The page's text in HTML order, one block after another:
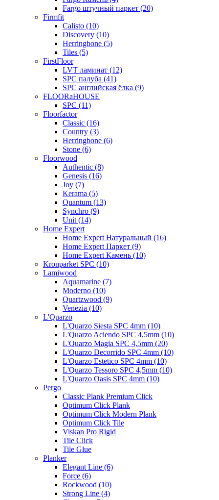
Fargo штучный паркет (20)
Firmfit
Calisto (10)
Discovery (10)
Herringbone (5)
Tiles (5)
FirstFloor
LVT ламинат (12)
SPC палуба (41)
SPC английская ёлка (9)
FLOORaHOUSE
SPC (11)
Floorfactor
Classic (16)
Country (3)
Herringbone (6)
Stone (6)
Floorwood
Authentic (8)
Genesis (16)
Joy (7)
Kerama (5)
Quantum (13)
Synchro (9)
Unit (14)
Home Expert
Home Expert Натуральный (16)
Home Expert Паркет (9)
Home Expert Камень (10)
Kronparket SPC (10)
Lamiwood
Aquamarine (7)
Moderno (10)
Quartzwood (9)
Venezia (10)
L'Quarzo
L'Quarzo Siesta SPC 4mm (10)
L'Quarzo Aciendo SPC 4,5mm (10)
L'Quarzo Magia SPC 4,5mm (20)
L'Quarzo Decorrido SPC 4mm (10)
L'Quarzo Estetico SPC 4mm (10)
L'Quarzo Tessoro SPC 4,5mm (10)
L'Quarzo Oasis SPC 4mm (10)
Pergo
Classic Plank Premium Click
Optimum Click Plank
Optimum Click Modern Plank
Optimum Click Tile
Viskan Pro Rigid
Tile Click
Tile Glue
Planker
Elegant Line (6)
Force (6)
Rockwood (10)
Strong Line (4)